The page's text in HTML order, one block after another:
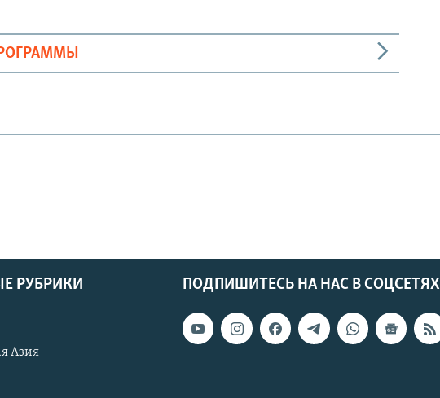
ПОДПИШИТЕСЬ НА НАС В СОЦСЕТЯХ
РУБРИКИ
Азия